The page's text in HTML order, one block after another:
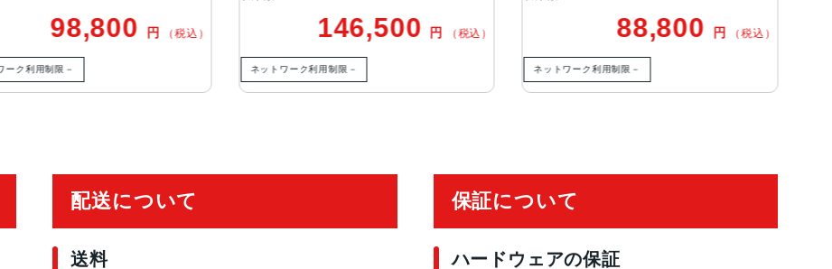
絞り値、光学式手ぶれ補正、6枚構成のレンズ3倍の光学ズームイン、2倍の光学ズー
ムアウト、6倍の光学ズームレンジ、最大15倍のデジタルズーム
2022年9月16日
（税込） 146,500 （税込） 88,800 （税込）
配送について
送料
保証について
ハードウェアの保証